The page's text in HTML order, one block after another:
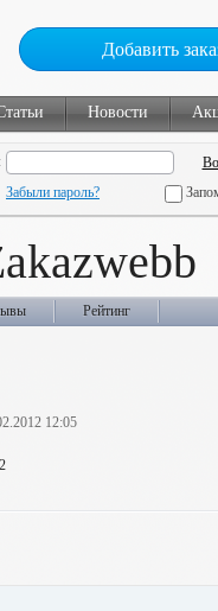
Добавить
Новости
Забыли пароль?
Рейтинг
12:05